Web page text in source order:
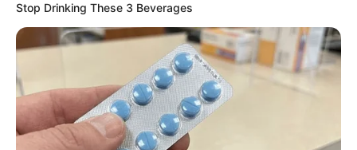
Stop Drinking These 3 Beverages